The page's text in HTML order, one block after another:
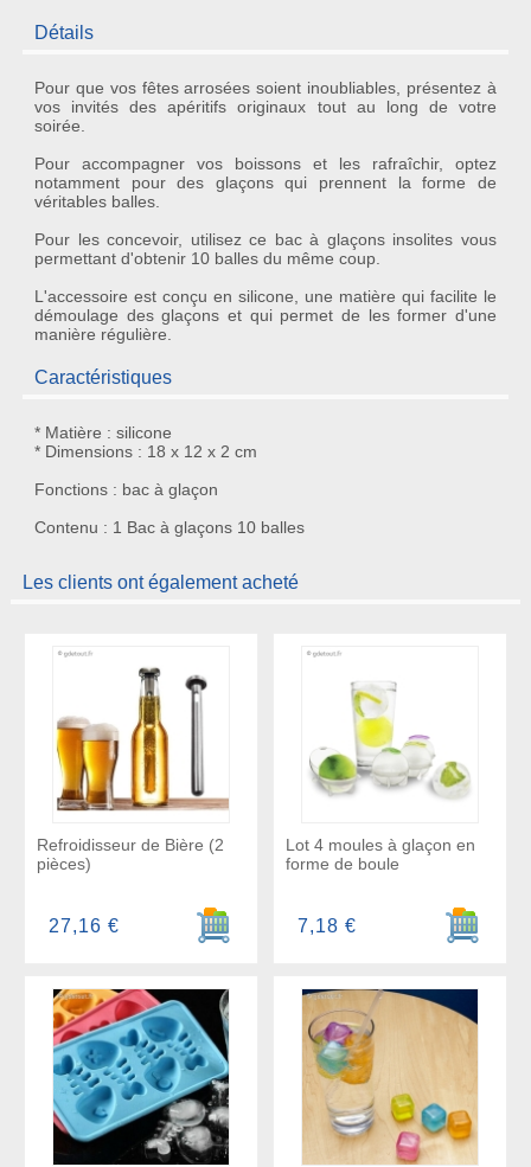
Détails
Pour que vos fêtes arrosées soient inoubliables, présentez à
vos invités des apéritifs originaux tout au long de votre
soirée.
Pour accompagner vos boissons et les rafraîchir, optez
notamment pour des glaçonsqui prennent la forme de
véritables balles.
Pour les concevoir, utilisez ce bac à glaçons insolites vous
permettant d'obtenir 10 ballesdu même coup.
L'accessoire est conçu en silicone, une matière qui facilite le
démoulage des glaçons et qui permet de les former d'une
manière régulière.
Caractéristiques
* Matière : silicone
* Dimensions : 18 x 12 x 2 cm
Fonctions : bac à glaçon
Contenu : 1 Bac à glaçons 10 balles
Les clients ont également acheté
Refroidisseur de Bière (2
pièces)
Ajouter au panier
27,16 €
Lot 4 moules à glaçon en
forme de boule
Ajouter
7,18 €